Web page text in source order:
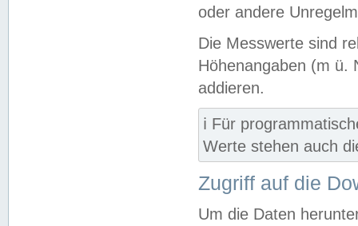
oder andere
Die Messwerte sind
Höhenangaben (m ü.
addieren.
ℹ️ Für
Werte stehen auch
Zugriff auf die
Um die Daten